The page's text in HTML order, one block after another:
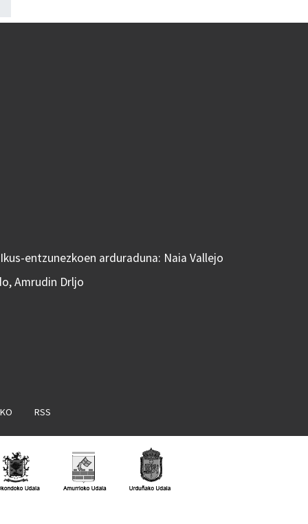
entzunezkoen arduraduna: Naia Vallejo
Amrudin Drljo
RSS